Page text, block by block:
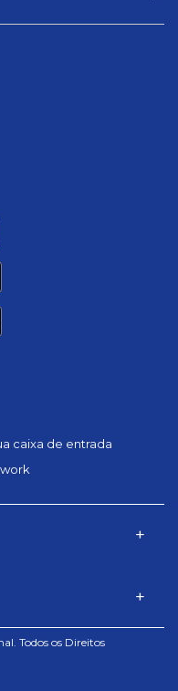
caixa de entrada
Todos os Direitos